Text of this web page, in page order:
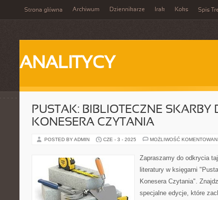
Strona główna Archiwum Dziennikarze Irak Koks Spis
ANALITYCY
PUSTAK: BIBLIOTECZNE SKARBY
KONESERA CZYTANIA
POSTED BY ADMIN CZE - 3 - 2025 MOŻLIWOŚĆ
Zapraszamy do odkrycia
literatury w księgarni
Konesera Czytania".
specjalne edycje, które